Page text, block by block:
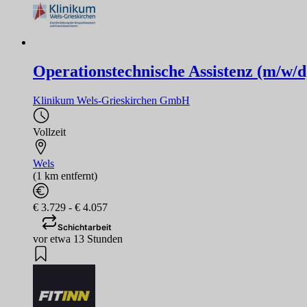
Operationstechnische Assistenz (m/w/
Klinikum Wels-Grieskirchen GmbH
Vollzeit
Wels
(1 km entfernt)
€ 3.729 - € 4.057
Schichtarbeit
vor etwa 13 Stunden